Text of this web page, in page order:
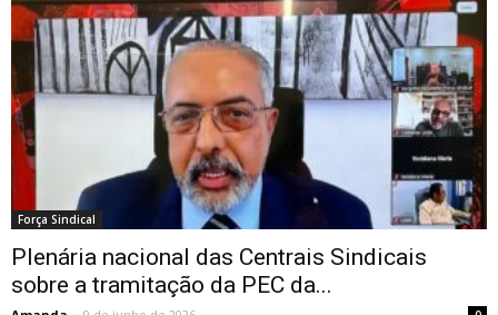
Força Sindical
Plenária nacional das Centrais Sindicais
sobre a tramitação da PEC da...